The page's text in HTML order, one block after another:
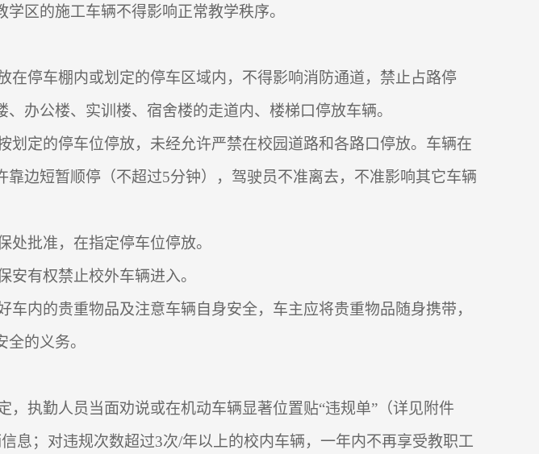
区的施工车辆不得影响正常教学秩序。
在停车棚内或划定的停车区域内，不得影响消防通道，禁止占路停
办公楼、实训楼、宿舍楼的走道内、楼梯口停放车辆。
划定的停车位停放，未经允许严禁在校园道路和各路口停放。车辆在
靠边短暂顺停（不超过5分钟），驾驶员不准离去，不准影响其它车辆
处批准，在指定停车位停放。
安有权禁止校外车辆进入。
车内的贵重物品及注意车辆自身安全，车主应将贵重物品随身携带，
的义务。
，执勤人员当面劝说或在机动车辆显著位置贴“违规单”（详见附件
息；对违规次数超过3次/年以上的校内车辆，一年内不再享受教职工